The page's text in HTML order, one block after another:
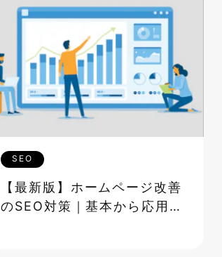
SEO
【最新版】ホームページ改善
のSEO対策｜基本から応用ま